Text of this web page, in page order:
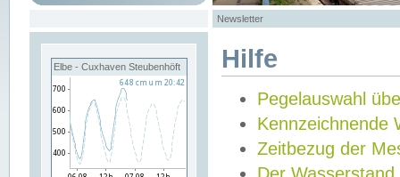
Newsletter
Elbe - Cuxhaven Steubenhöft Hilfe
Pegelauswahl
Kennzeichnende
Zeitbezug der